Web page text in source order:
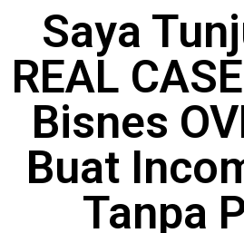
Saya
REAL
Bisnes
Buat
Tanpa